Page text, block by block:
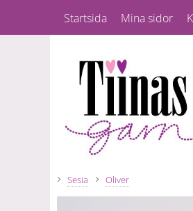
Startsida Mina sidor
Sesia Oliver